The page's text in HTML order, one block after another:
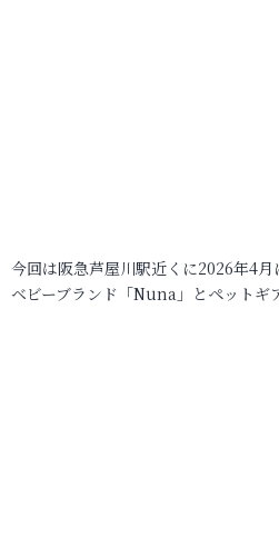
今回は阪急芦屋川駅近くに2026年4
ベビーブランド「Nuna」とペット